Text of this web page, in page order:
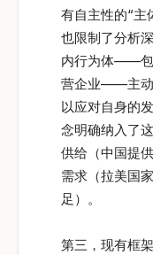
有自主性的“主
也限制了分析
内行为体——包
营企业——主动
以应对自身的
念明确纳入了
供给（中国提
需求（拉美国
足）。
第三，现有框